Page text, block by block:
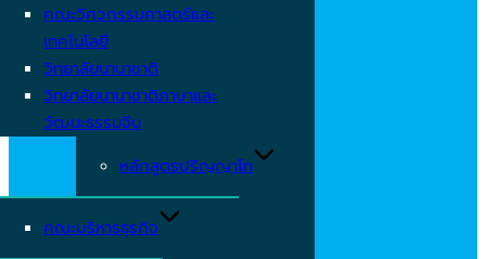
คณะวิศวกรรมศาสตร์และ
เทคโนโลยี
วิทยาลัยนานาชาติ
วิทยาลัยนานาชาติภาษาและ
วัฒนะธรรมจีน
หลักสูตรปริญญาโท
คณะบริหารธุรกิจ